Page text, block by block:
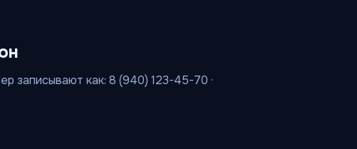
записывают как: 8 (940) 123-45-70 ·